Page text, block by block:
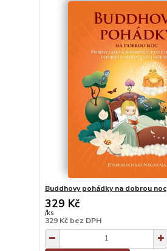
Buddhovy pohádky na dobrou noc
329 Kč
/ks
329 Kč bez DPH